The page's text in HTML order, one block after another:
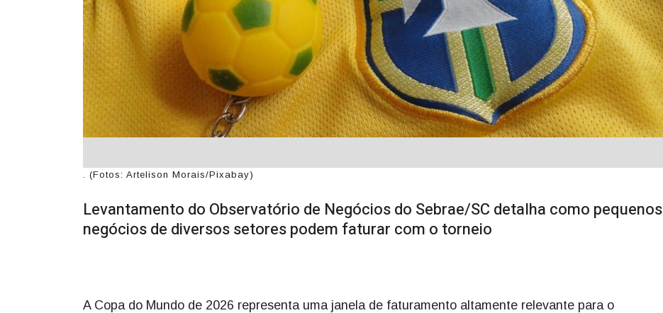
. (Fotos: Artelison Morais/Pixabay)
Levantamento do Observatório de Negócios do Sebrae/SC detalha como pequenos
negócios de diversos setores podem faturar com o torneio
A Copa do Mundo de 2026 representa uma janela de faturamento altamente relevante para o